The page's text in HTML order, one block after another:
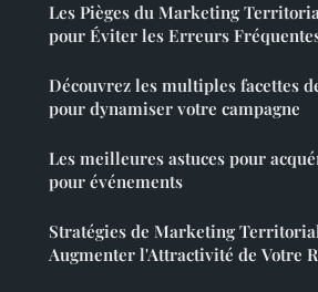
Les Pièges du Marketing
pour Éviter les Erreurs
Découvrez les multiples facettes
pour dynamiser votre campagne
Les meilleures astuces pour
pour événements
Stratégies de Marketing
Augmenter l'Attractivité de Votre